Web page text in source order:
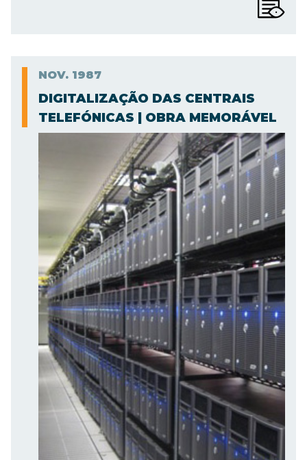
NOV. 1987
DIGITALIZAÇÃO DAS CENTRAIS
TELEFÓNICAS | OBRA MEMORÁVEL